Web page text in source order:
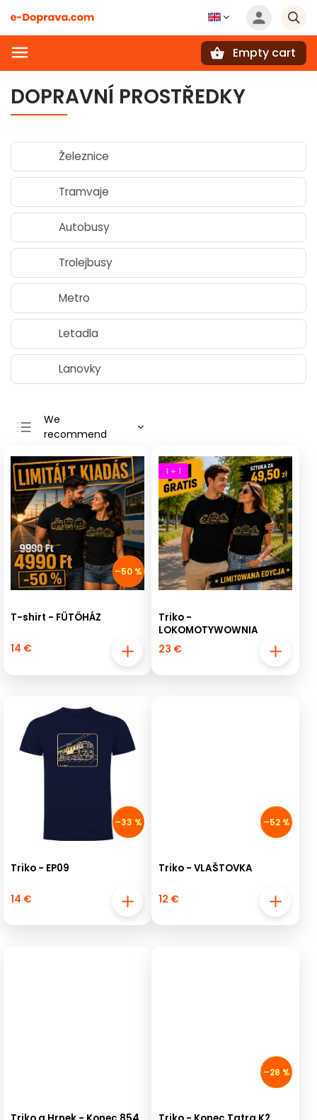
Empty cart
DOPRAVNÍ PROSTŘEDKY
Železnice
Tramvaje
Autobusy
Trolejbusy
Metro
Letadla
Lanovky
We
recommend
Most expensive
Bestsellers
Alphabetically
–50 %
T-shirt - FŰTŐHÁZ
14 €
1 + 1
Triko -
LOKOMOTYWOWNIA
23 €
–33 %
Triko - EP09
14 €
–52 %
Triko - VLAŠTOVKA
12 €
–28 %